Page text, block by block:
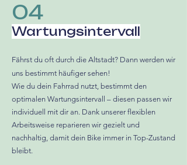
04
Wartungsintervall
Fährst du oft durch die Altstadt? Dann werden wir
uns bestimmt häufiger sehen!
Wie du dein Fahrrad nutzt, bestimmt den
optimalen Wartungsintervall – diesen passen wir
individuell mit dir an. Dank unserer flexiblen
Arbeitsweise reparieren wir gezielt und
nachhaltig, damit dein Bike immer in Top-Zustand
bleibt.